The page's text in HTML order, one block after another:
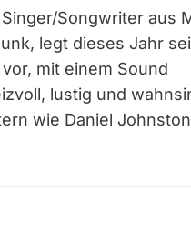
Songwriter aus
legt dieses Jahr
mit einem Sound
lustig und
wie Daniel